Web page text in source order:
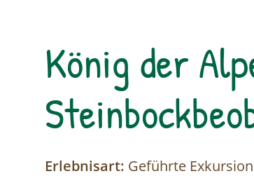
König der
Erlebnisart: Geführte